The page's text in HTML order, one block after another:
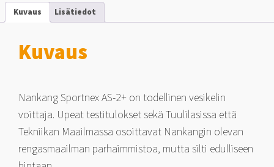
testimenestys
205/40-
Kuvaus Lisätiedot
Kuvaus
Nankang Sportnex AS-2+ on todellinen vesikelin
voittaja. Upeat testitulokset sekä Tuulilasissa että
Tekniikan Maailmassa osoittavat Nankangin olevan
rengasmaailman parhaimmistoa, mutta silti edulliseen